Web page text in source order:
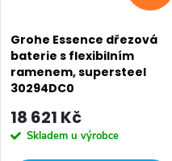
Grohe Essence dřezová
baterie s flexibilním
ramenem, supersteel
30294DC0
18 621 Kč
Skladem u výrobce